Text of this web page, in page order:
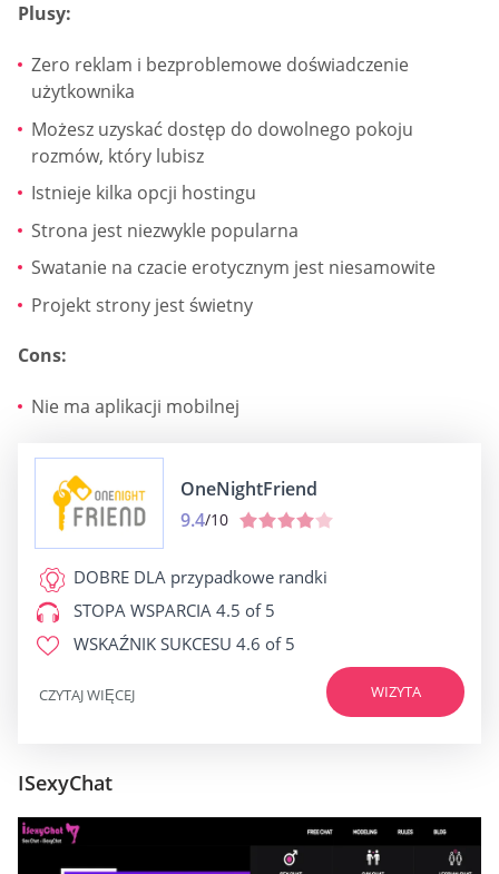
Plusy:
Zero reklam i bezproblemowe doświadczenie
użytkownika
Możesz uzyskać dostęp do dowolnego pokoju
rozmów, który lubisz
Istnieje kilka opcji hostingu
Strona jest niezwykle popularna
Swatanie na czacie erotycznym jest niesamowite
Projekt strony jest świetny
Cons:
Nie ma aplikacji mobilnej
OneNightFriend
9.4/10
DOBRE DLA przypadkowe randki
STOPA WSPARCIA 4.5 of 5
WSKAŹNIK SUKCESU 4.6 of 5
WIZYTA
CZYTAJ WIĘCEJ
ISexyChat